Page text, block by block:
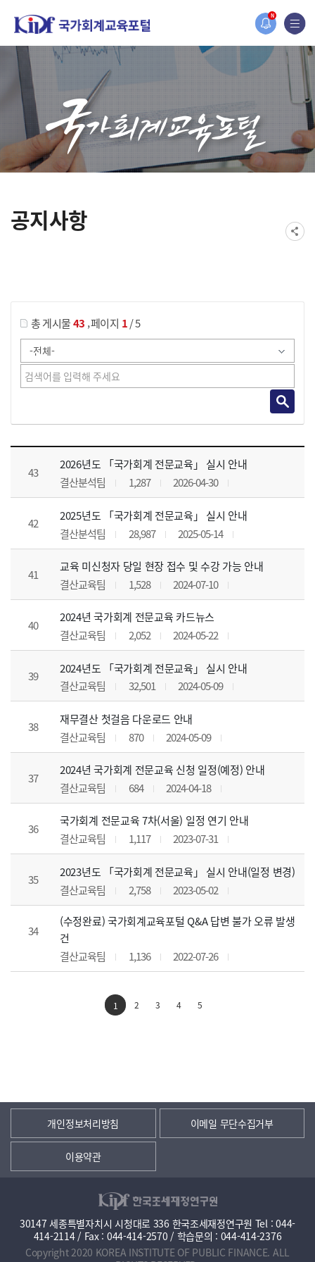
N
홈페이지가 새롭게 개편되었습니다.
한국조세재정연구원홈페이지가 새롭게 개설되었습니다.
공지사항
총 게시물43 ,페이지 1/ 5
공지사항 목록 으로 번호, 제목, 작성자, 조회수, 등록 일, 첨부파일로 나열 되고 있습니다.
43
2026년도 「국가회계 전문교육」 실시 안내
결산분석팀
1,287 2026-04-30
42
2025년도 「국가회계 전문교육」 실시 안내
결산분석팀
28,987 2025-05-14
41
교육 미신청자 당일 현장 접수 및 수강 가능 안내
결산교육팀
1,528 2024-07-10
40
2024년 국가회계 전문교육 카드뉴스
결산교육팀
2,052 2024-05-22
39
2024년도 「국가회계 전문교육」 실시 안내
결산교육팀
32,501 2024-05-09
38
재무결산 첫걸음 다운로드 안내
결산교육팀
870 2024-05-09
37
2024년 국가회계 전문교육 신청 일정(예정) 안내
결산교육팀
684 2024-04-18
36
국가회계 전문교육 7차(서울) 일정 연기 안내
결산교육팀
1,117 2023-07-31
35
2023년도 「국가회계 전문교육」 실시 안내(일정 변경)
결산교육팀
2,758 2023-05-02
34
(수정완료) 국가회계교육포털 Q&A 답변 불가 오류 발생
건
결산교육팀
1,136 2022-07-26
1 2 3 4 5
개인정보처리방침 이메일 무단수집거부
이용약관
30147 세종특별자치시 시청대로 336 한국조세재정연구원 Tel : 044-
414-2114 / Fax : 044-414-2570 / 학습문의 : 044-414-2376
Copyright 2020 KOREA INSTITUTE OF PUBLIC FINANCE. ALL